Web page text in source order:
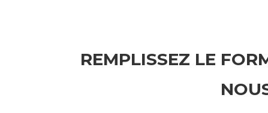
REMPLISSEZ LE